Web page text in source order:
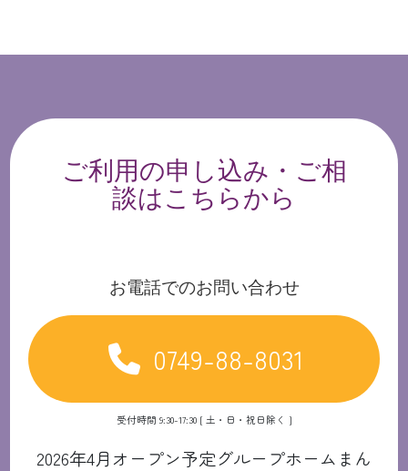
ご利用の申し込み・ご相
談はこちらから
お電話でのお問い合わせ
0749-88-8031
受付時間 9:30-17:30 [ 土・日・祝日除く ]
2026年4月オープン予定グループホームまん